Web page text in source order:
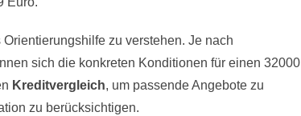
Orientierungshilfe zu verstehen. Je nach
sich die konkreten Konditionen für einen 32000
Kreditvergleich, um passende Angebote zu
zu berücksichtigen.